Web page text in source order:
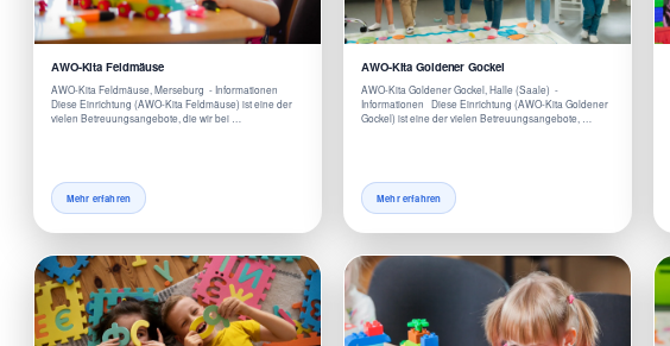
AWO-Kita Feldmäuse
AWO-Kita Feldmäuse, Merseburg - Informationen
Diese Einrichtung (AWO-Kita Feldmäuse) ist eine der
vielen Betreuungsangebote, die wir bei …
Mehr erfahren
AWO-Kita Goldener Gockel
AWO-Kita Goldener Gockel, Halle (Saale) -
Informationen Diese Einrichtung (AWO-Kita Goldener
Gockel) ist eine der vielen Betreuungsangebote, …
Mehr erfahren